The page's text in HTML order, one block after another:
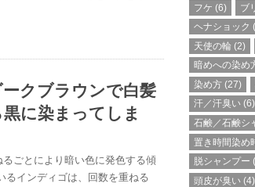
クブラウンで白髪
に染まってしま
ごとにより暗い色に発色する傾
るインディゴは、回数を重ねる
フケ (6) ブ
ヘナショック
天使の輪 (2)
暗めへの染め
染め方 (27)
汗／汗臭い (6)
石鹸／石鹸シ
置き時間染め
脱シャンプー
頭皮が臭い (4)